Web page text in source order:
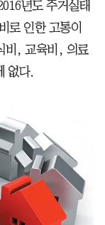
년도 주거실태
로 인한 고통이
비, 교육비, 의료
없다.